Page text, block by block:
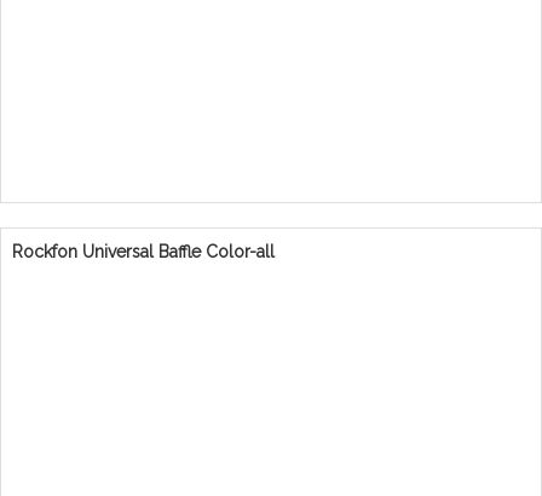
Rockfon Universal Baffle Color-all